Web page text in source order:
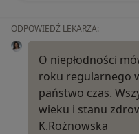
ODPOWIEDŹ LEKARZA:
O niepłodności
roku regularnego
państwo czas.
wieku i stanu
K.Rożnowska